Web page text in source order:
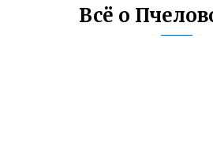
Всё о